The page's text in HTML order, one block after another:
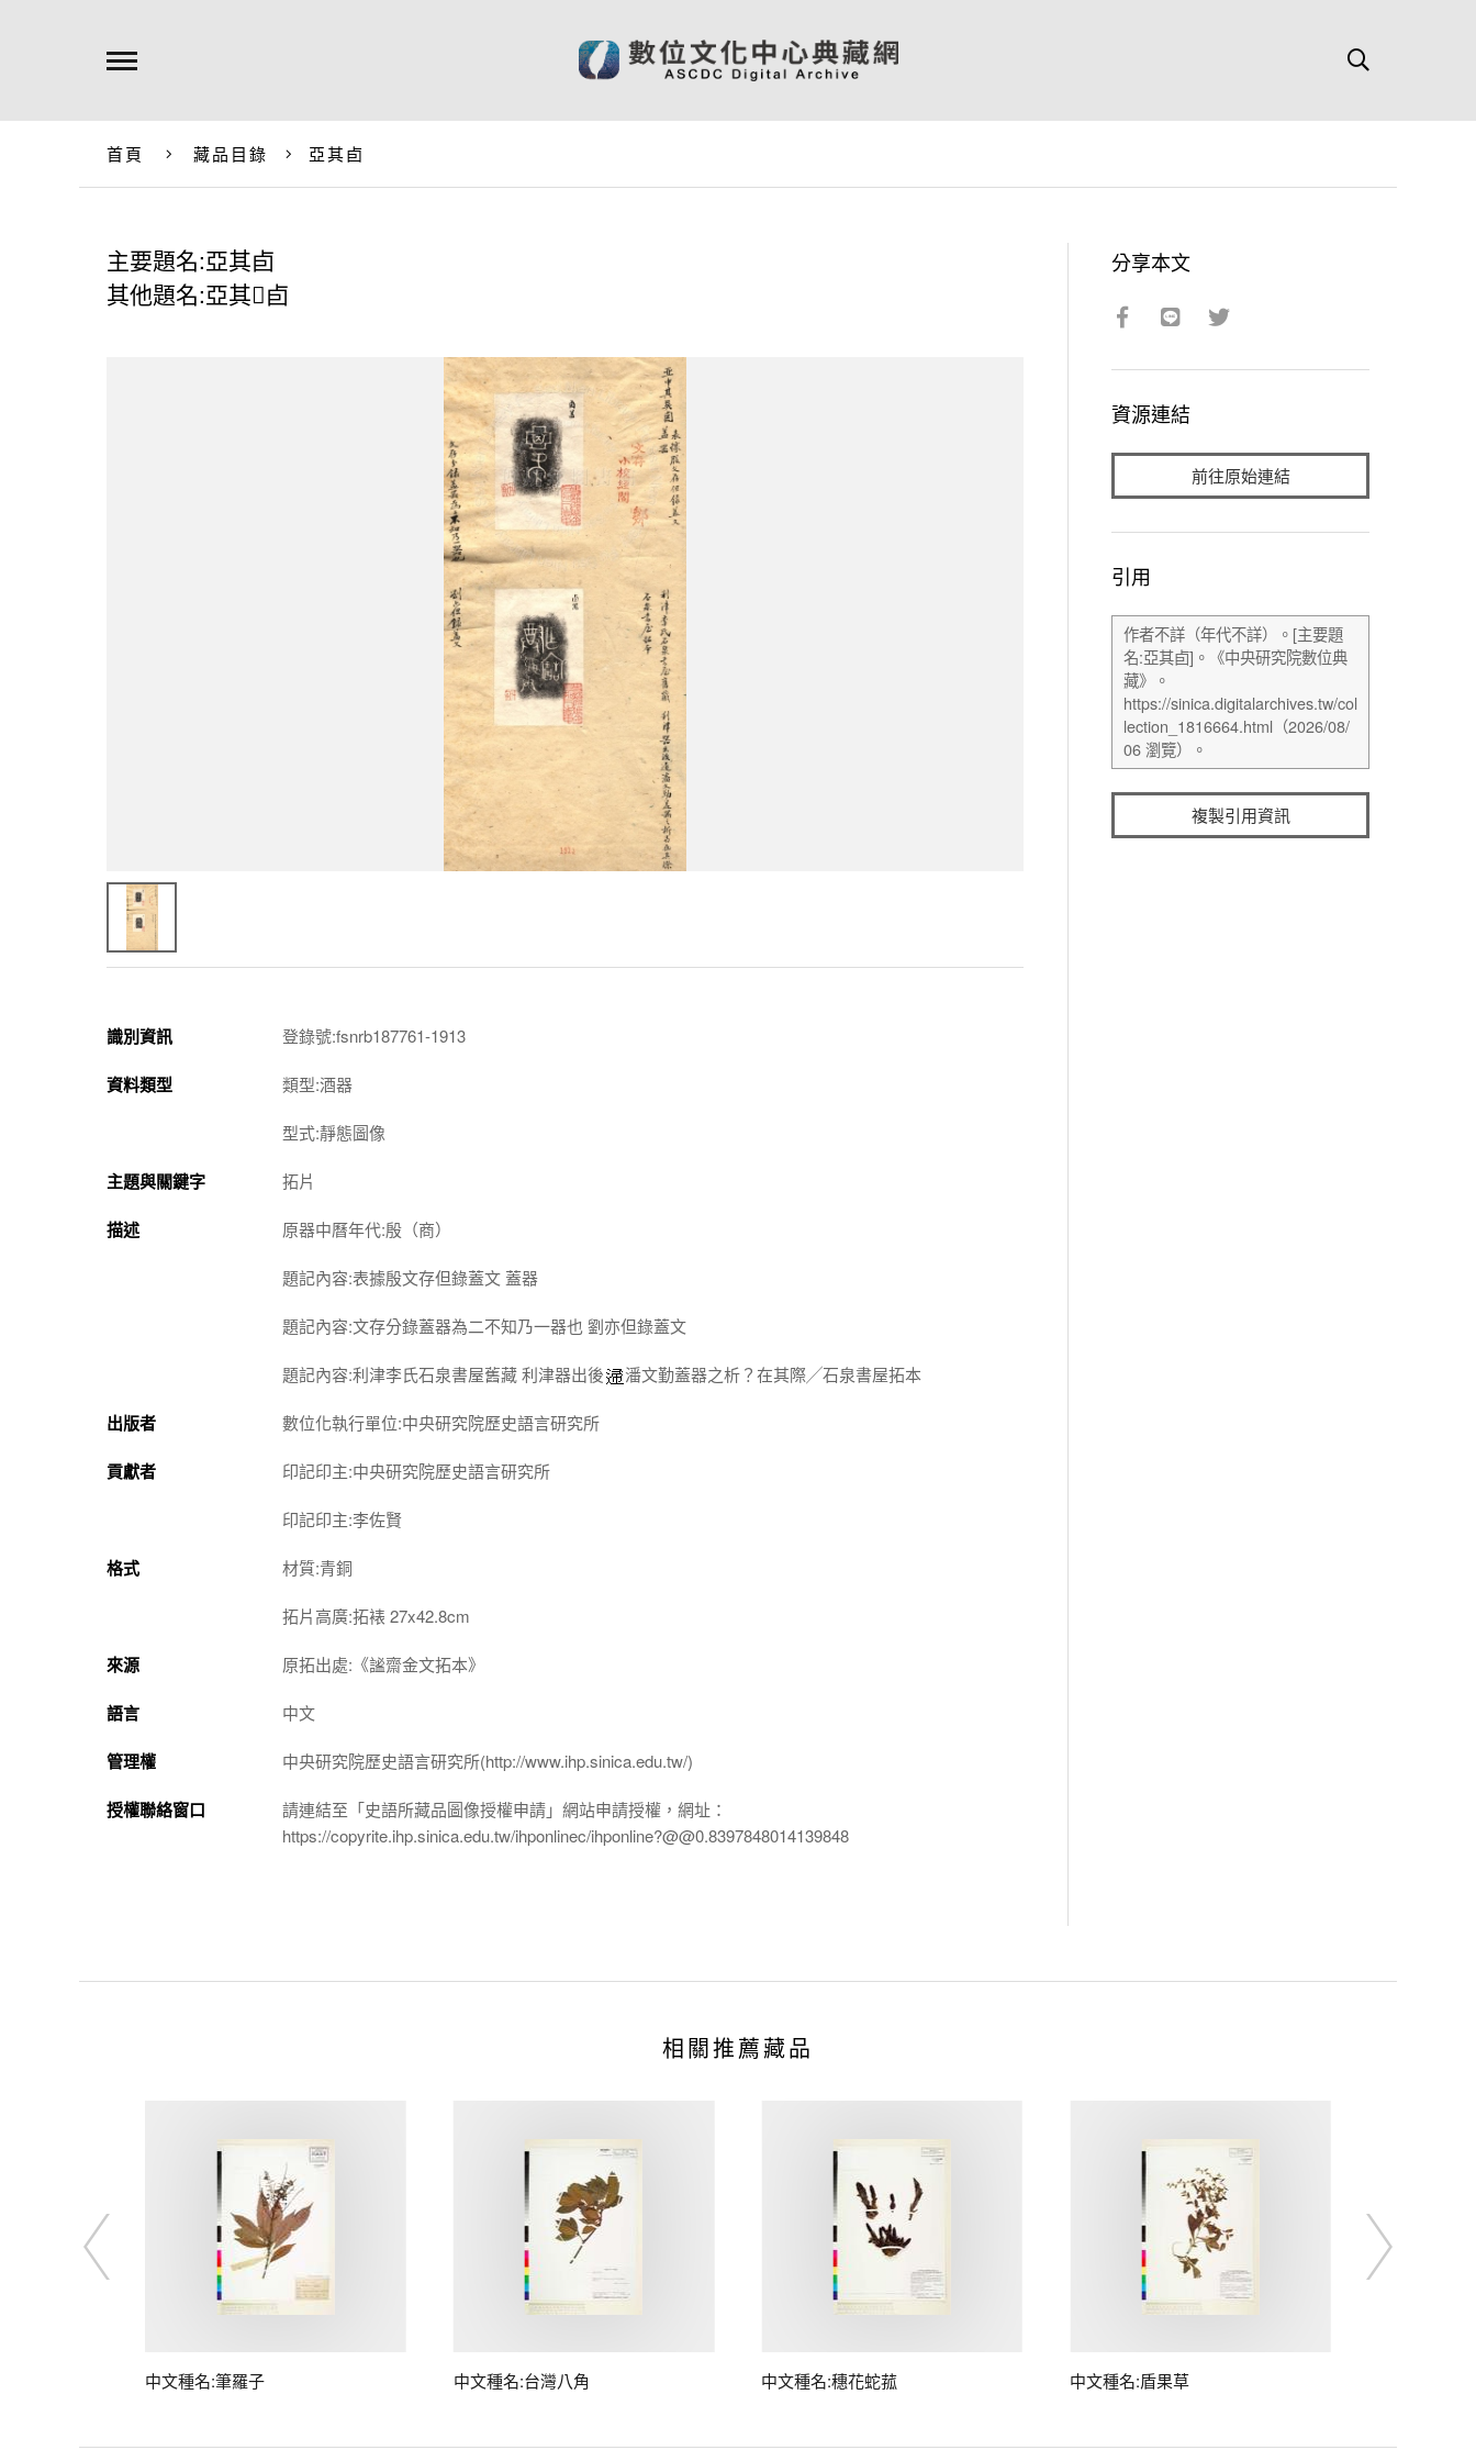
首頁 藏品目錄 亞其卣
主要題名:亞其卣
其他題名:亞其𠤕卣
識別資訊 登錄號:fsnrb187761-1913
資料類型 類型:酒器
型式:靜態圖像
主題與關鍵字 拓片
描述 原器中曆年代:殷（商）
題記內容:表據殷文存但錄蓋文 蓋器
題記內容:文存分錄蓋器為二不知乃一器也 劉亦但錄蓋文
題記內容:利津李氏石泉書屋舊藏 利津器出後 潘文勤蓋器之析？在其際╱石泉書屋拓本
出版者 數位化執行單位:中央研究院歷史語言研究所
貢獻者 印記印主:中央研究院歷史語言研究所
印記印主:李佐賢
格式 材質:青銅
拓片高廣:拓裱 27x42.8cm
來源 原拓出處:《謐齋金文拓本》
語言 中文
管理權 中央研究院歷史語言研究所(http://www.ihp.sinica.edu.tw/)
授權聯絡窗口
請連結至「史語所藏品圖像授權申請」網站申請授權，網址：
https://copyrite.ihp.sinica.edu.tw/ihponlinec/ihponline?@@0.8397848014139848
分享本文
資源連結
前往原始連結
引用
複製引用資訊
相關推薦藏品
中文種名:筆羅子 中文種名:台灣八角 中文種名:穗花蛇菰 中文種名:盾果草